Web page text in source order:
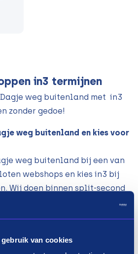
van cookies
in3 termijnen
weg buitenland met in3
zonder gedoe!
weg buitenland en kies voor
weg buitenland bij een van
webshops en kies in3 bij
Wij doen binnen split-second
deel en ontvang direct.
Dagje weg buitenland. De